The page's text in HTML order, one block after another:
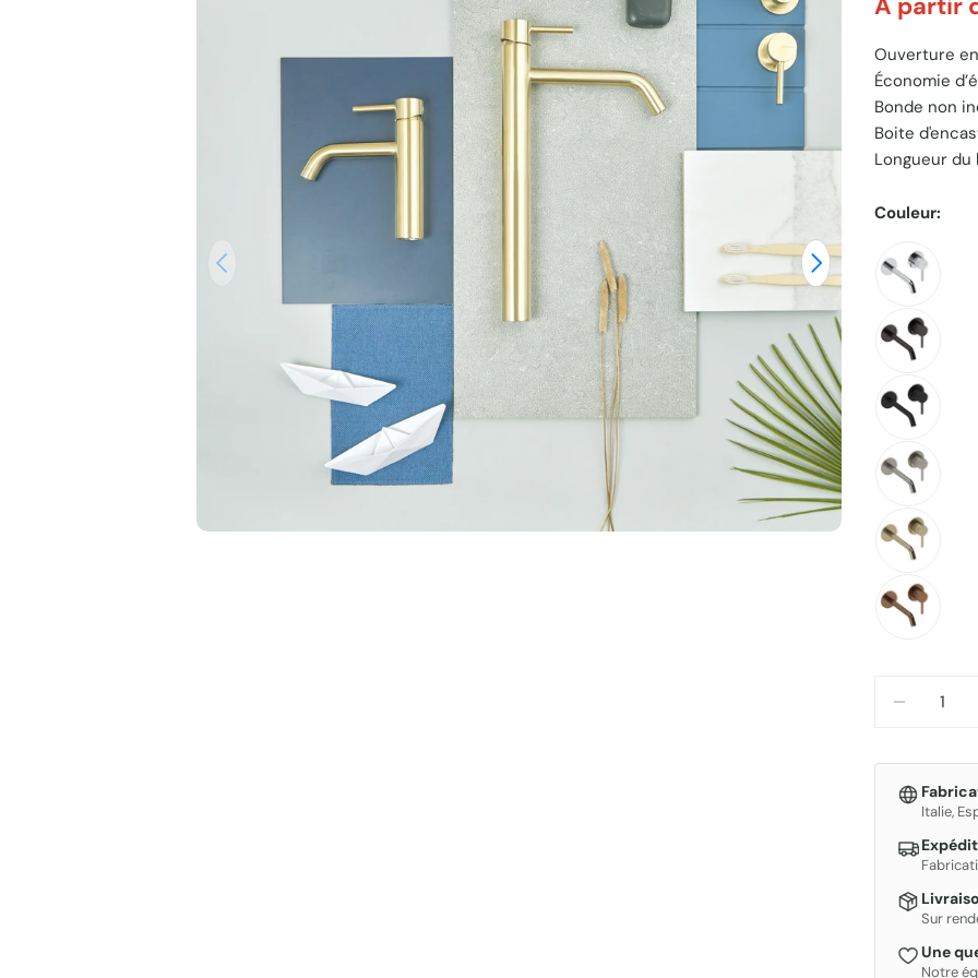
Ouvrir le média 0 en mode modal
Ouvrir le média
Prix
unitaire
Ouverture
Économie
Bonde non
Boite
Longueur du
Couleur:
Italie,
Sur
Une
Notre